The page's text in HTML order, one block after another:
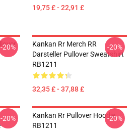
19,75 £ - 22,91 £
-20%
Kankan Rr Merch RR
Darsteller Pullover Sweatshirt
RB1211
32,35 £ - 37,88 £
-20%
-20%
Kankan Rr Pullover Hoodie
RB1211
-20%